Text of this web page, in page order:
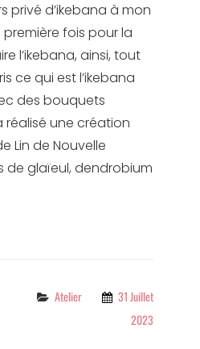
privé d’ikebana à mon
première fois pour la
l’ikebana, ainsi, tout
ce qui est l’ikebana
des bouquets
une création
Lin de Nouvelle
de glaïeul, dendrobium
Categories
Atelier
31 Juillet
2023